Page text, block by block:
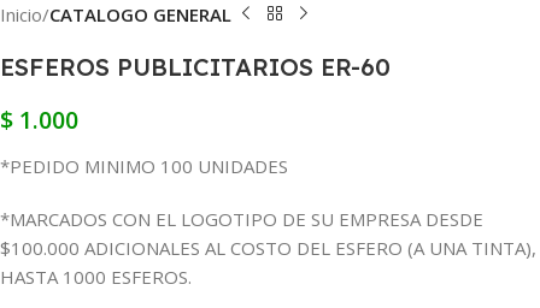
Inicio CATALOGO GENERAL
ESFEROS PUBLICITARIOS ER-60
$ 1.000
*PEDIDO MINIMO 100 UNIDADES
*MARCADOS CON EL LOGOTIPO DE SU EMPRESA DESDE
$100.000 ADICIONALES AL COSTO DEL ESFERO (A UNA TINTA),
HASTA 1000 ESFEROS.